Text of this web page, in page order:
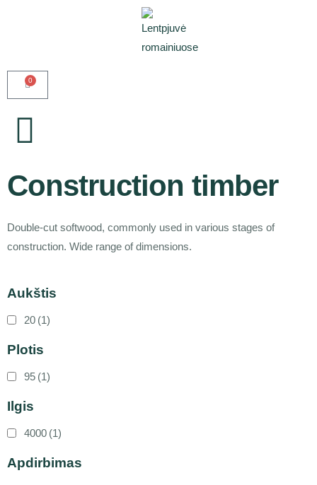
0
Construction timber
Double-cut softwood, commonly used in various stages of
construction. Wide range of dimensions.
Aukštis
20 (1)
Plotis
95 (1)
Ilgis
4000 (1)
Apdirbimas